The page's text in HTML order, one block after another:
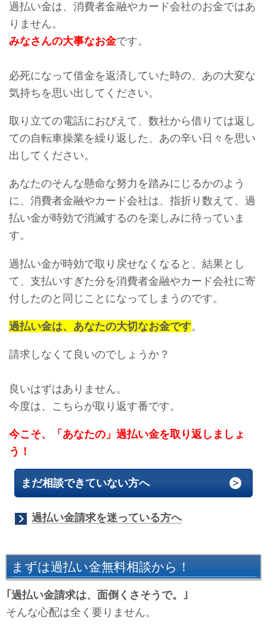
過払い金は、消費者金融やカード会社のお金ではあ
りません。
みなさんの大事なお金です。
必死になって借金を返済していた時の、あの大変な
気持ちを思い出してください。
取り立ての電話におびえて、 数社から借りては返し
ての自転車操業を繰り返した、 あの辛い日々を思い
出してください。
あなたのそんな懸命な努力を踏みにじるかのよう
に、 消費者金融やカード会社は、指折り数えて、 過
払い金が時効で消滅するのを楽しみに待っていま
す。
過払い金が時効で取り戻せなくなると、結果とし
て、支払いすぎた分を消費者金融やカード会社に寄
付したのと同じことになってしまうのです。
過払い金は、あなたの大切なお金です。
請求しなくて良いのでしょうか？
良いはずはありません。
今度は、こちらが取り返す番です。
今こそ、「あなたの」過払い金を取り返しましょ
う！
まだ相談できていない方へ
過払い金請求を迷っている方へ
まずは過払い金無料相談から！
｢過払い金請求は、面倒くさそうで。｣
そんな心配は全く要りません。